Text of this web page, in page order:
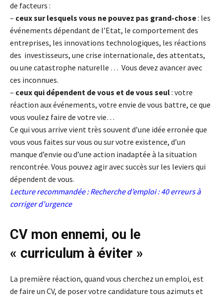
de facteurs :
– ceux sur lesquels vous ne pouvez pas grand-chose: les
événements dépendant de l’Etat, le comportement des
entreprises, les innovations technologiques, les réactions
des investisseurs, une crise internationale, des attentats,
ou une catastrophe naturelle … Vous devez avancer avec
ces inconnues.
– ceux qui dépendent de vous et de vous seul: votre
réaction aux événements, votre envie de vous battre, ce que
vous voulez faire de votre vie…
Ce qui vous arrive vient très souvent d’une idée erronée que
vous vous faites sur vous ou sur votre existence, d’un
manque d’envie ou d’une action inadaptée à la situation
rencontrée. Vous pouvez agir avec succès sur les leviers qui
dépendent de vous.
Lecture recommandée :Recherche d’emploi : 40 erreurs à
corriger d’urgence
CV mon ennemi, ou le
« curriculum à éviter »
La première réaction, quand vous cherchez un emploi, est
de faire un CV, de poser votre candidature tous azimuts et